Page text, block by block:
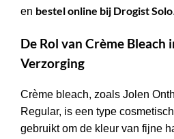
en bestel online bij Drogist Solo.
De Rol van Crème Bleach
Verzorging
Crème bleach, zoals Jolen
Regular, is een type
gebruikt om de kleur van fijne